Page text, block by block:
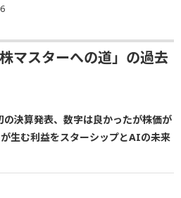
マスターへの道」の過去
の決算発表、数字は良かったが株価が
生む利益をスターシップとAIの未来